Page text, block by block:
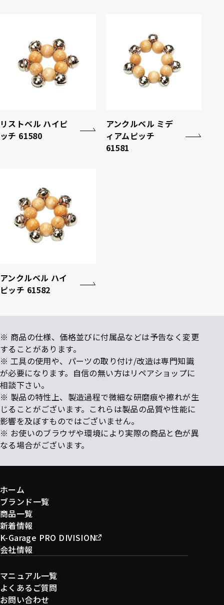
リストベル ハイピ
ッチ 61580
アンクルベル ミデ
ィアムピッチ
61581
アンクルベル ハイ
ピッチ 61582
※ 商品の仕様、価格並びに付属品などは予告なく変更
することがあります。
※ 工具の使用や、パーツの取り付け/改造は専門知識
が必要になります。自信の無い方はリペアショップに
相談下さい。
※ 製品の特性上、製造過程で微細な研磨痕や擦れが生
じることがございます。これらは製品の品質や性能に
影響を及ぼすものではございません。
※ お使いのブラウザや環境により実際の商品と色が異
なる場合がございます。
ホーム
ブランド一覧
商品一覧
新着情報
K-Garage PRO DIVISION
会社情報
マニュアル一覧
よくあるご質問
お問い合わせ